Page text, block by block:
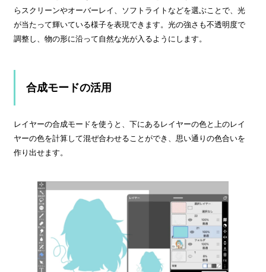
らスクリーンやオーバーレイ、ソフトライトなどを選ぶことで、光
が当たって輝いている様子を表現できます。光の強さも不透明度で
調整し、物の形に沿って自然な光が入るようにします。
合成モードの活用
レイヤーの合成モードを使うと、下にあるレイヤーの色と上のレイ
ヤーの色を計算して混ぜ合わせることができ、思い通りの色合いを
作り出せます。